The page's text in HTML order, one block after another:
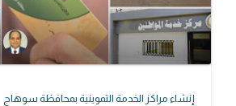
إنشاء مراكز الخدمة التموينية بمحافظة سوهاج